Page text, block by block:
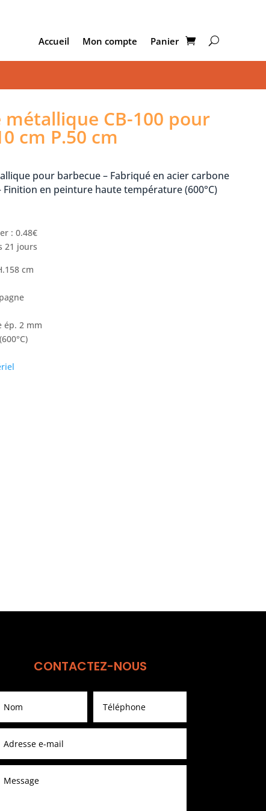
Accueil Mon compte Panier
métallique CB-100 pour
cm P.50 cm
pour barbecue – Fabriqué en acier carbone
Finition en peinture haute température (600°C)
: 0.48€
21 jours
cm
ép. 2 mm
CONTACTEZ-NOUS